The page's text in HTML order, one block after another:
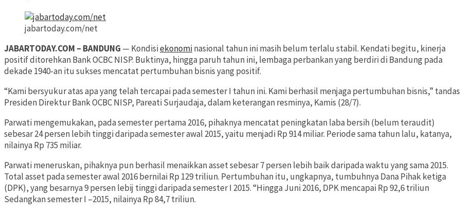
jabartoday.com/net
JABARTODAY.COM – BANDUNG — Kondisiekonominasional tahun ini masih belum terlalu stabil. Kendati begitu, kinerja
positif ditorehkan Bank OCBC NISP. Buktinya, hingga paruh tahun ini, lembaga perbankan yang berdiri di Bandung pada
dekade 1940-an itu sukses mencatat pertumbuhan bisnis yang positif.
“Kami bersyukur atas apa yang telah tercapai pada semester I tahun ini. Kami berhasil menjaga pertumbuhan bisnis,” tandas
Presiden Direktur Bank OCBC NISP, Pareati Surjaudaja, dalam keterangan resminya, Kamis (28/7).
Parwati mengemukakan, pada semester pertama 2016, pihaknya mencatat peningkatan laba bersih (belum teraudit)
sebesar 24 persen lebih tinggi daripada semester awal 2015, yaitu menjadi Rp 914 miliar. Periode sama tahun lalu, katanya,
nilainya Rp 735 miliar.
Parwati meneruskan, pihaknya pun berhasil menaikkan asset sebesar 7 persen lebih baik daripada waktu yang sama 2015.
Total asset pada semester awal 2016 bernilai Rp 129 triliun. Pertumbuhan itu, ungkapnya, tumbuhnya Dana Pihak ketiga
(DPK), yang besarnya 9 persen lebij tinggi daripada semester I 2015. “Hingga Juni 2016, DPK mencapai Rp 92,6 triliun
Sedangkan semester I –2015, nilainya Rp 84,7 triliun.